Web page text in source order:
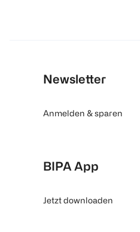
Newsletter
Anmelden & sparen
BIPA App
Jetzt downloaden